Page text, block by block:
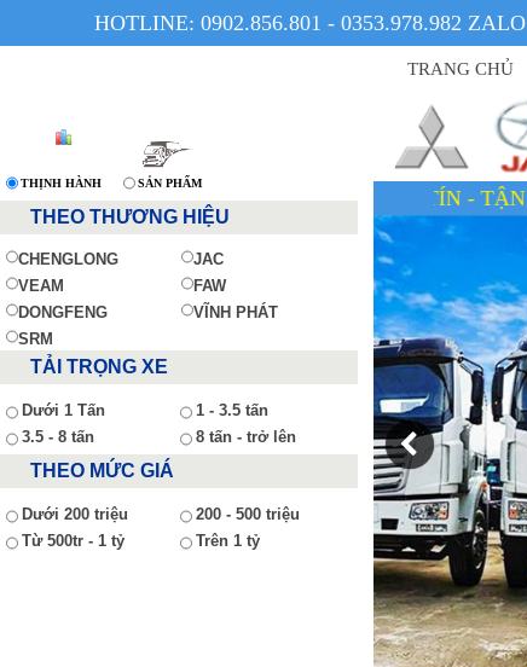
HOTLINE: 0902.856.801 - 0353.978.982 ZALO
TRANG CHỦ
THỊNH HÀNH SẢN PHẨM
THEO THƯƠNG HIỆU
CHENGLONG
JAC
VEAM
FAW
DONGFENG
VĨNH PHÁT
SRM
TẢI TRỌNG XE
Dưới 1 Tấn
1 - 3.5 tấn
3.5 - 8 tấn
8 tấn - trở lên
THEO MỨC GIÁ
Dưới 200 triệu
200 - 500 triệu
Từ 500tr - 1 tỷ
Trên 1 tỷ